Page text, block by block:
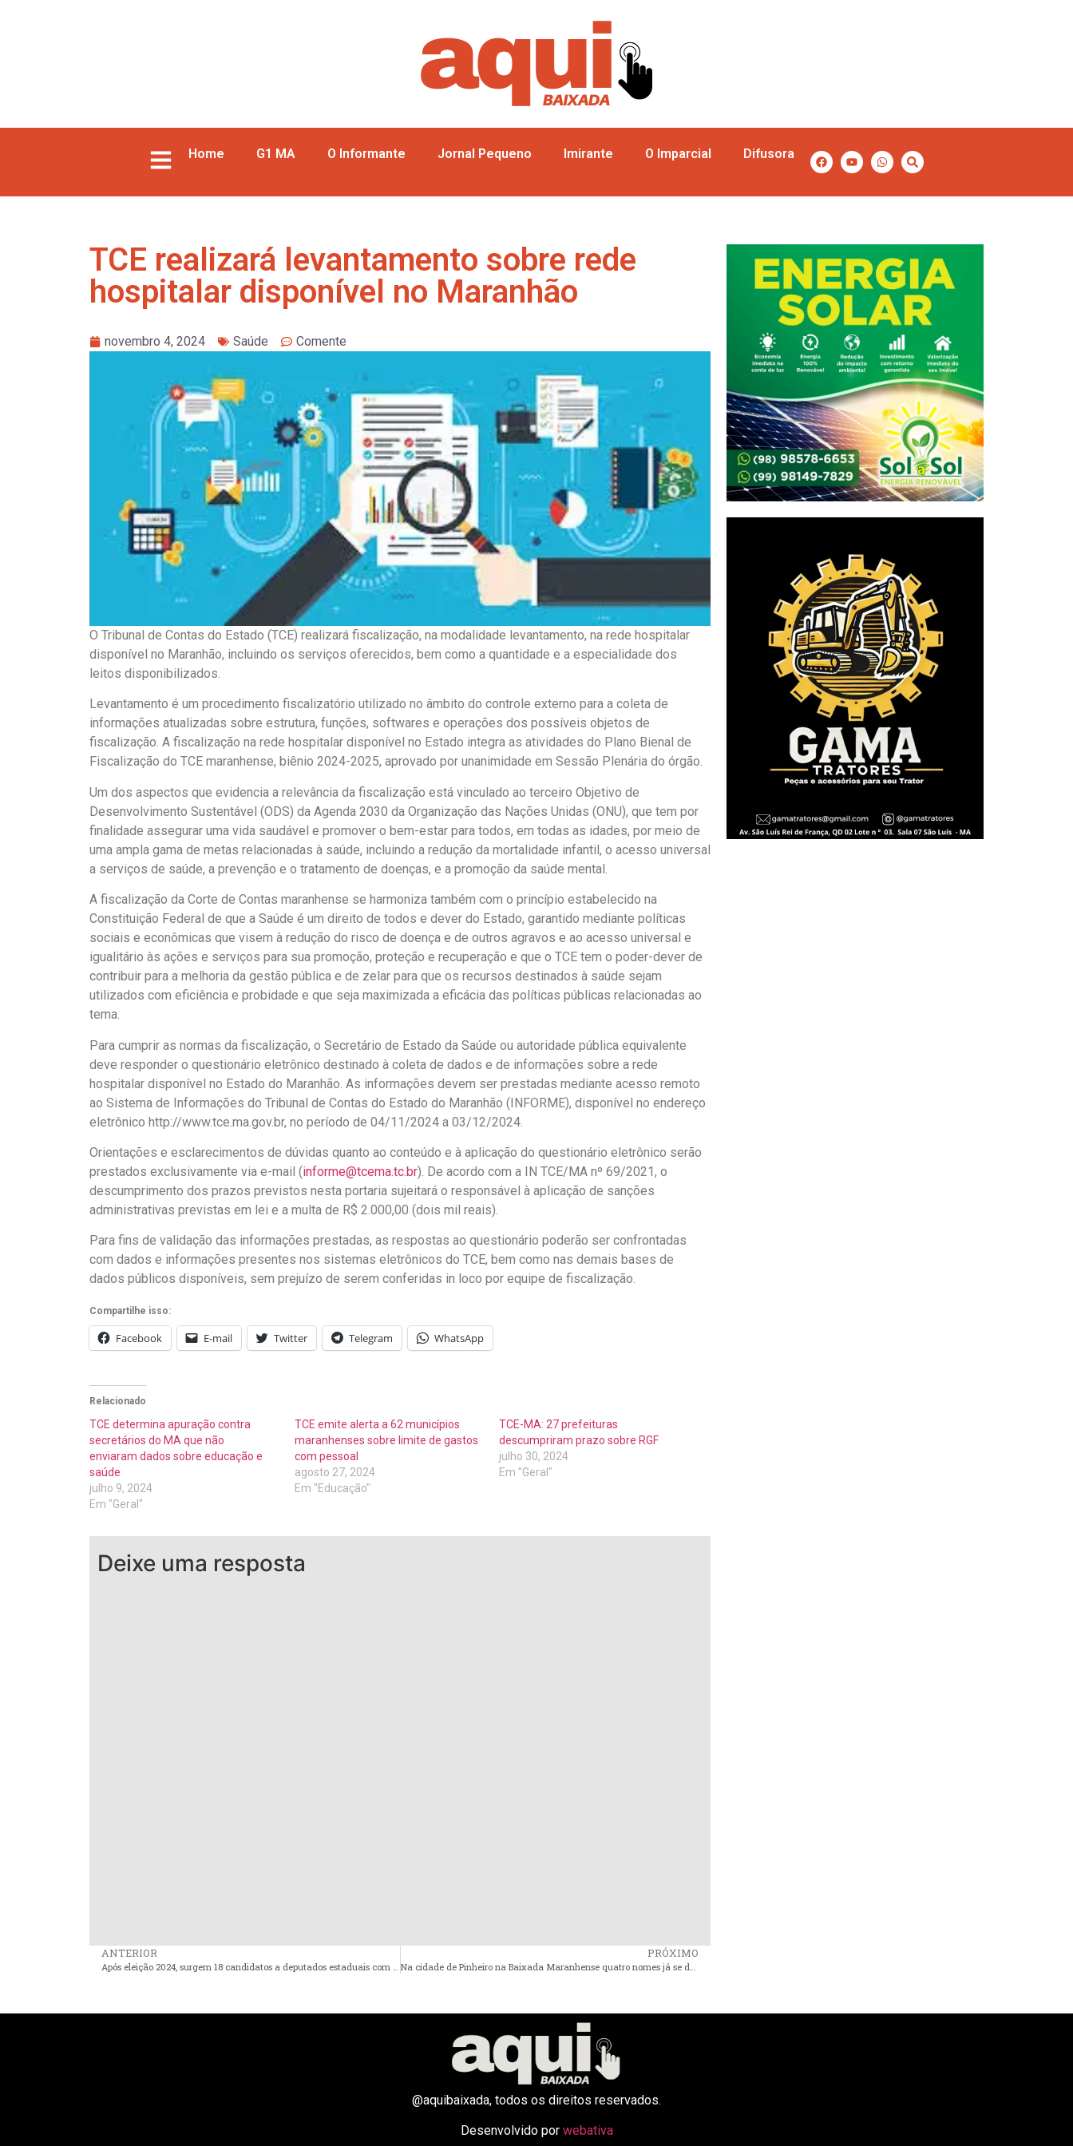
Home G1 MA O Informante Jornal Pequeno Imirante O Imparcial Difusora
TCE realizará levantamento sobre rede
hospitalar disponível no Maranhão
novembro 4, 2024 Saúde Comente
O Tribunal de Contas do Estado (TCE) realizará fiscalização, na modalidade levantamento, na rede hospitalar
disponível no Maranhão, incluindo os serviços oferecidos, bem como a quantidade e a especialidade dos
leitos disponibilizados.
Levantamento é um procedimento fiscalizatório utilizado no âmbito do controle externo para a coleta de
informações atualizadas sobre estrutura, funções, softwares e operações dos possíveis objetos de
fiscalização. A fiscalização na rede hospitalar disponível no Estado integra as atividades do Plano Bienal de
Fiscalização do TCE maranhense, biênio 2024-2025, aprovado por unanimidade em Sessão Plenária do órgão.
Um dos aspectos que evidencia a relevância da fiscalização está vinculado ao terceiro Objetivo de
Desenvolvimento Sustentável (ODS) da Agenda 2030 da Organização das Nações Unidas (ONU), que tem por
finalidade assegurar uma vida saudável e promover o bem-estar para todos, em todas as idades, por meio de
uma ampla gama de metas relacionadas à saúde, incluindo a redução da mortalidade infantil, o acesso universal
a serviços de saúde, a prevenção e o tratamento de doenças, e a promoção da saúde mental.
A fiscalização da Corte de Contas maranhense se harmoniza também com o princípio estabelecido na
Constituição Federal de que a Saúde é um direito de todos e dever do Estado, garantido mediante políticas
sociais e econômicas que visem à redução do risco de doença e de outros agravos e ao acesso universal e
igualitário às ações e serviços para sua promoção, proteção e recuperação e que o TCE tem o poder-dever de
contribuir para a melhoria da gestão pública e de zelar para que os recursos destinados à saúde sejam
utilizados com eficiência e probidade e que seja maximizada a eficácia das políticas públicas relacionadas ao
tema.
Para cumprir as normas da fiscalização, o Secretário de Estado da Saúde ou autoridade pública equivalente
deve responder o questionário eletrônico destinado à coleta de dados e de informações sobre a rede
hospitalar disponível no Estado do Maranhão. As informações devem ser prestadas mediante acesso remoto
ao Sistema de Informações do Tribunal de Contas do Estado do Maranhão (INFORME), disponível no endereço
eletrônico http://www.tce.ma.gov.br, no período de 04/11/2024 a 03/12/2024.
Orientações e esclarecimentos de dúvidas quanto ao conteúdo e à aplicação do questionário eletrônico serão
prestados exclusivamente via e-mail (informe@tcema.tc.br). De acordo com a IN TCE/MA nº 69/2021, o
descumprimento dos prazos previstos nesta portaria sujeitará o responsável à aplicação de sanções
administrativas previstas em lei e a multa de R$ 2.000,00 (dois mil reais).
Para fins de validação das informações prestadas, as respostas ao questionário poderão ser confrontadas
com dados e informações presentes nos sistemas eletrônicos do TCE, bem como nas demais bases de
dados públicos disponíveis, sem prejuízo de serem conferidas in loco por equipe de fiscalização.
Compartilhe isso:
Facebook E-mail Twitter Telegram WhatsApp
Relacionado
TCE determina apuração contra
secretários do MA que não
enviaram dados sobre educação e
saúde
julho 9, 2024
Em "Geral"
TCE emite alerta a 62 municípios
maranhenses sobre limite de gastos
com pessoal
agosto 27, 2024
Em "Educação"
TCE-MA: 27 prefeituras
descumpriram prazo sobre RGF
julho 30, 2024
Em "Geral"
Deixe uma resposta
ANTERIOR PRÓXIMO
@aquibaixada, todos os direitos reservados.
Desenvolvido por webativa